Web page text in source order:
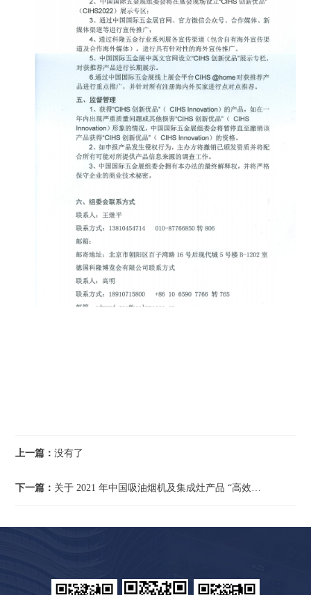
上一篇：没有了
下一篇： 关于 2021 年中国吸油烟机及集成灶产品 “高效净化环保之星”评价结果的公示